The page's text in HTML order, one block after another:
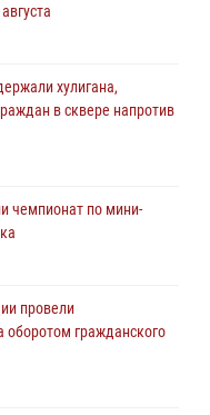
хулигана,
в сквере напротив
чемпионат по мини-
провели
гражданского